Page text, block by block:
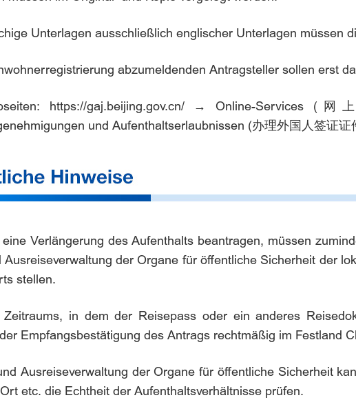
Unterlagen ausschließlich englischer Unterlagen müssen
abzumeldenden Antragsteller sollen erst
https://gaj.beijing.gov.cn/ →Online-Services ( 网
und Aufenthaltserlaubnissen (办理外国人签证证
Verlängerung des Aufenthalts beantragen, müssen
der Organe für öffentliche Sicherheit der
stellen.
in dem der Reisepass oder ein anderes
Empfangsbestätigung des Antrags rechtmäßig im Festland
Ausreiseverwaltung der Organe für öffentliche Sicherheit
etc. die Echtheit der Aufenthaltsverhältnisse prüfen.